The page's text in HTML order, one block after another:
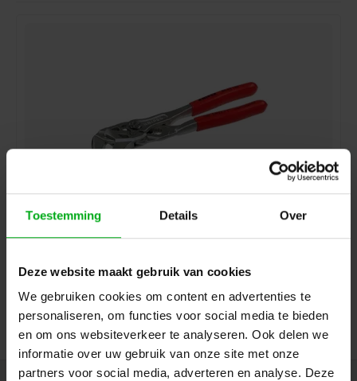
Toestemming Details Over
Deze website maakt gebruik van cookies
We gebruiken cookies om content en advertenties te
personaliseren, om functies voor social media te bieden
en om ons websiteverkeer te analyseren. Ook delen we
informatie over uw gebruik van onze site met onze
partners voor social media, adverteren en analyse. Deze
7-14 business days
Login for prices